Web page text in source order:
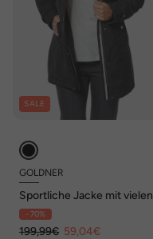
SALE
GOLDNER
Sportliche Jacke mit vielen
Details
- 70%
199,99€ 59,04€